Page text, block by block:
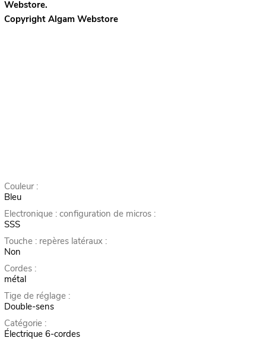
Webstore.
Copyright Algam Webstore
Couleur :
Bleu
Electronique : configuration de micros :
SSS
Touche : repères latéraux :
Non
Cordes :
métal
Tige de réglage :
Double-sens
Catégorie :
Électrique 6-cordes